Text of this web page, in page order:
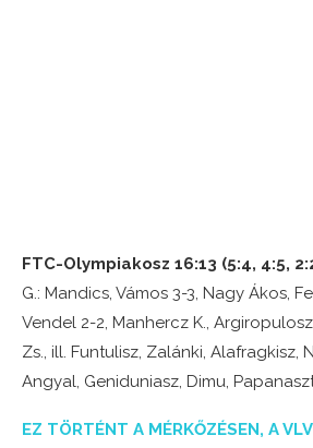
FTC-Olympiakosz 16:13 (5:4, 4:5,
G.: Mandics, Vámos 3-3, Nagy Ákos,
Vendel 2-2, Manhercz K.,
Zs., ill. Funtulisz, Zalánki, Alafragkisz,
Angyal, Geniduniasz, Dimu,
EZ TÖRTÉNT A MÉRKŐZÉSEN, A